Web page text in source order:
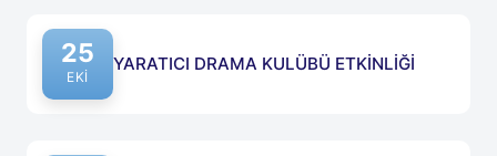
Yayın tarihi: 25 Ekim 2023
25
EKI
YARATICI DRAMA KULÜBÜ ETKİNLİĞİ